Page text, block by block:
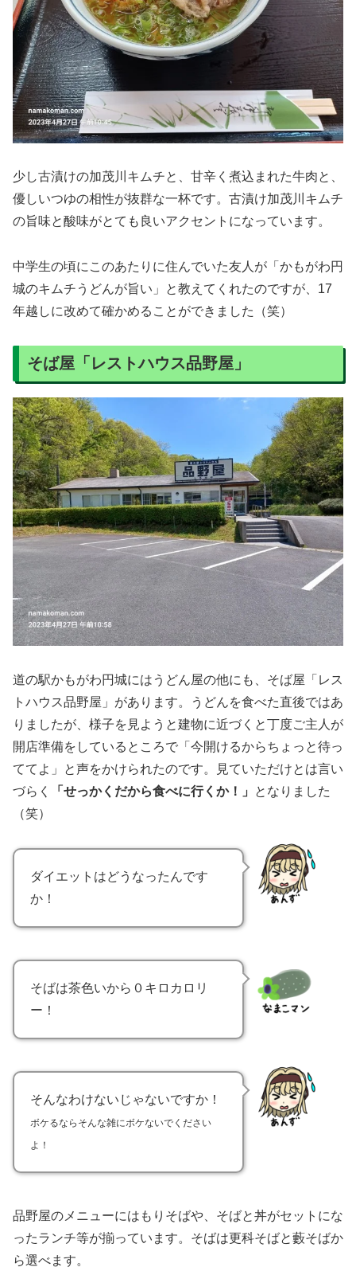
少し古漬けの加茂川キムチと、甘辛く煮込まれた牛肉と、
優しいつゆの相性が抜群な一杯です。古漬け加茂川キムチ
の旨味と酸味がとても良いアクセントになっています。
中学生の頃にこのあたりに住んでいた友人が「かもがわ円
城のキムチうどんが旨い」と教えてくれたのですが、17
年越しに改めて確かめることができました（笑）
そば屋「レストハウス品野屋」
道の駅かもがわ円城にはうどん屋の他にも、そば屋「レス
トハウス品野屋」があります。うどんを食べた直後ではあ
りましたが、様子を見ようと建物に近づくと丁度ご主人が
開店準備をしているところで「今開けるからちょっと待っ
ててよ」と声をかけられたのです。見ていただけとは言い
づらく
「せっかくだから食べに行くか！」
となりました
（笑）
ダイエットはどうなったんです
か！
そばは茶色いから０キロカロリ
ー！
そんなわけないじゃないですか！
ボケるならそんな雑にボケないでください
よ！
品野屋のメニューにはもりそばや、そばと丼がセットにな
ったランチ等が揃っています。そばは更科そばと藪そばか
ら選べます。